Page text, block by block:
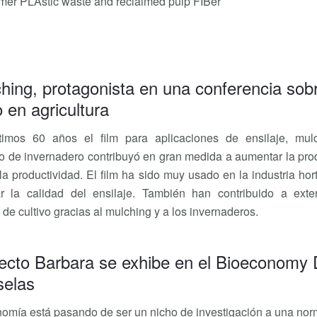
protagonista en una conferencia
en agricultura
60 años el film para aplicaciones de ensilaje,
de invernadero contribuyó en gran medida a aumentar la
productividad. El film ha sido muy usado en la industria
la calidad del ensilaje. También han contribuido a
cultivo gracias al mulching y a los invernaderos.
Barbara se exhibe en el Bioeconomy
está pasando de ser un nicho de investigación a una